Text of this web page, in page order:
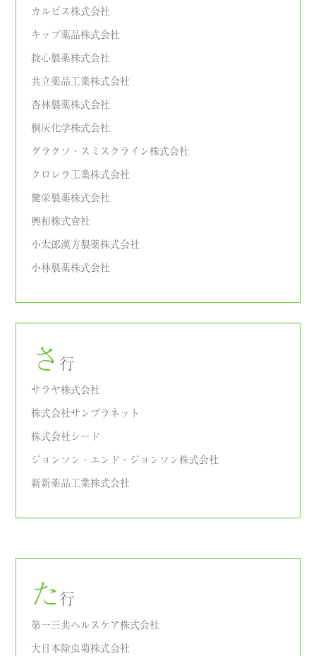
カルピス株式会社
キップ薬品株式会社
救心製薬株式会社
共立薬品工業株式会社
杏林製薬株式会社
桐灰化学株式会社
グラクソ・スミスクライン株式会社
クロレラ工業株式会社
健栄製薬株式会社
興和株式會社
小太郎漢方製薬株式会社
小林製薬株式会社
さ 行
サラヤ株式会社
株式会社サンプラネット
株式会社シード
ジョンソン・エンド・ジョンソン株式会社
新新薬品工業株式会社
た行
第一三共ヘルスケア株式会社
大日本除虫菊株式会社